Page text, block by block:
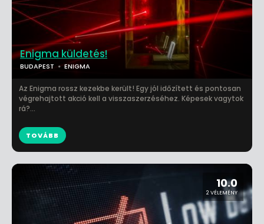
Enigma küldetés!
BUDAPEST ENIGMA
Az Enigma rossz kezekbe került! Egy jól időzített és pontosan
végrehajtott akció kell a visszaszerzéséhez. Képesek vagytok
rá?...
TOVÁBB
10.0
2 VÉLEMÉNY